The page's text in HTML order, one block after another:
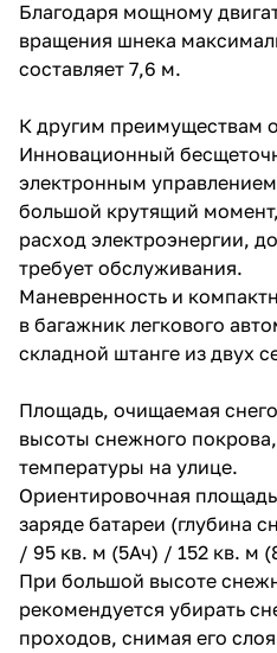
Благодаря мощному
вращения шнека
составляет 7,6 м.
К другим преимуществам
Инновационный
электронным
большой крутящий
расход электроэнергии,
требует обслуживания.
Маневренность и
в багажник легкового
складной штанге из двух
Площадь, очищаемая
высоты снежного
температуры на улице.
Ориентировочная
заряде батареи (глубина
/ 95 кв. м (5Ач) / 152 кв. м
При большой высоте
рекомендуется убирать
проходов, снимая его